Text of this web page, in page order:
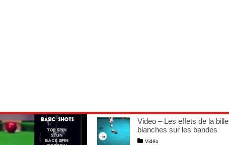
Video – Les effets de la bille
blanches sur les bandes
Vidéo